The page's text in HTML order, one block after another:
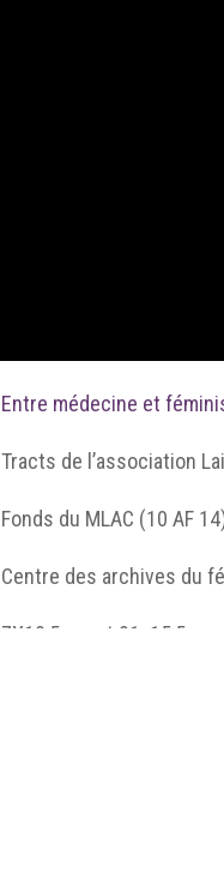
Entre médecine et
Tracts de l’association
Fonds du MLAC (10 AF
Centre des archives du
7X10,5 cm et 21x15,5 cm,